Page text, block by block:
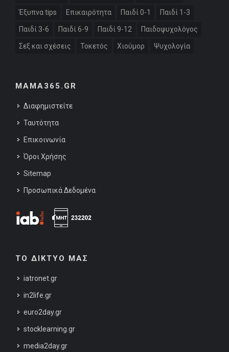
Έξυπνα tips Επικαιρότητα Παιδί 0-1 Παιδί 1-3
Παιδί 3-6 Παιδί 6-9 Παιδί 9-12 Παιδοψυχολόγος
Σεξ και σχέσεις Τοκετός Χιούμορ Ψυχολογία
MAMA365.GR
Διαφημιστείτε
Ταυτότητα
Επικοινωνία
Όροι Χρήσης
Sitemap
Προσωπικά Δεδομένα
ΤΟ ΔΙΚΤΥΟ ΜΑΣ
iatronet.gr
in2life.gr
euro2day.gr
stocklearning.gr
media2day.gr